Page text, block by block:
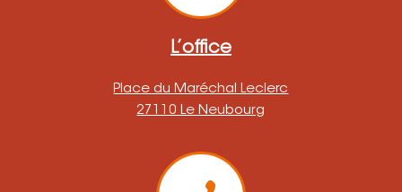
L’office
Place du Maréchal Leclerc
27110 Le Neubourg